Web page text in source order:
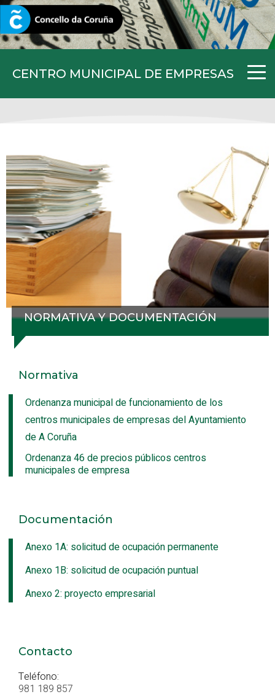
CENTRO MUNICIPAL DE EMPRESAS
CORUNA.GAL
NORMATIVA Y DOCUMENTACIÓN
Normativa
Ordenanza municipal de funcionamiento de los
centros municipales de empresas del Ayuntamiento
de A Coruña
Ordenanza 46 de precios públicos centros
municipales de empresa
Documentación
Anexo 1A: solicitud de ocupación permanente
Anexo 1B: solicitud de ocupación puntual
Anexo 2: proyecto empresarial
Contacto
Teléfono:
981 189 857